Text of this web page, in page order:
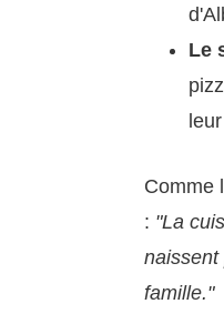
Le
Comme
: "La
naissent
famille."